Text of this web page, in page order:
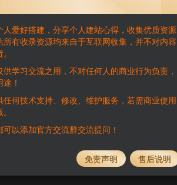
5
人爱好搭建，分享个人建站心得，收集优质资源
所有收录资源均来自于互联网收集，并不对内容
供学习交流之用，不对任何人的商业行为负责，
！
任何技术支持、修改、维护服务，若需商业使用
以添加官方交流群交流提问！
免责声明 售后说明